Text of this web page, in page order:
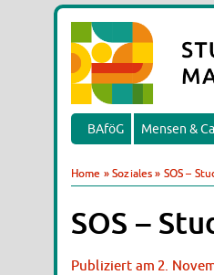
BAföG Mensen &
Home »Soziales » SOS –
SOS –
Publiziert am 2.